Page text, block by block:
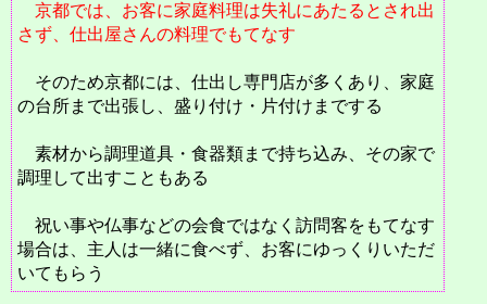
京都では、お客に家庭料理は失礼にあたるとされ出
さず、仕出屋さんの料理でもてなす
そのため京都には、仕出し専門店が多くあり、家庭
の台所まで出張し、盛り付け・片付けまでする
素材から調理道具・食器類まで持ち込み、その家で
調理して出すこともある
祝い事や仏事などの会食ではなく訪問客をもてなす
場合は、主人は一緒に食べず、お客にゆっくりいただ
いてもらう